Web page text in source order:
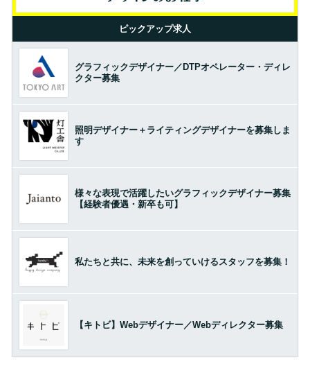
ピックアップ求人
グラフィックデザイナー／DTPオペレーター・ディレ
クター募集
照明デザイナー＋ライティングデザイナーを募集しま
す
様々な表現で活躍したいグラフィックデザイナー募集
【経験者優遇・新卒も可】
私たちと共に、未来を創っていけるスタッフを募集！
【キトビ】Webデザイナー／Webディレクター募集